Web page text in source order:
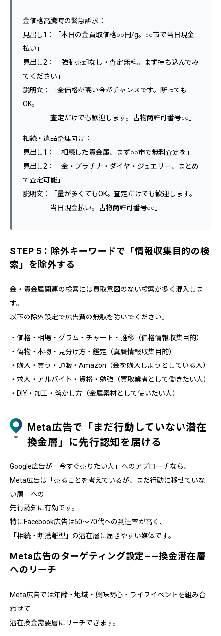
金価格高騰時の緊急訴求：
見出し1：「本日の金買取価格○○円/g。○○市で当日現金
払い」
見出し2：「強制売却なし・査定無料。まず持ち込んでみ
てください」
説明文：「金価格が高い今がチャンスです。断っても
OK。
査定だけでも歓迎します。古物商許可番号○○」
相続・遺品整理向け：
見出し1：「相続した貴金属、まず○○市で無料査定を」
見出し2：「金・プラチナ・ダイヤ・ジュエリー、まとめ
て査定可能」
説明文：「量が多くてもOK。査定だけでも歓迎します。
当日現金払い。古物商許可番号○○」
STEP 5：除外キーワードで「情報収集目的の検
索」を除外する
金・貴金属関連の検索には買取意図のない検索が多く混入しま
す。
以下の除外設定で広告費の無駄を防いでください。
・価格・相場・グラム・チャート・推移（価格情報収集目的）
・偽物・本物・見分け方・鑑定（真贋情報収集目的）
・購入・買う・通販・Amazon（金を購入しようとしている人）
・求人・アルバイト・資格・勉強（買取業者として働きたい人）
・DIY・加工・溶かし方（金属素材として使いたい人）
Meta広告で「まだ行動していない潜在
換金層」に先行認知を届ける
Google広告が「今すぐ売りたい人」へのアプローチなら、
Meta広告は「売ることを考えているが、まだ行動に移せていな
い層」への
先行認知に有効です。
特にFacebook広告は50〜70代への到達率が高く、
「相続・断捨離型」の潜在層に届きやすい媒体です。
Meta広告のターゲティング設定——換金潜在層
へのリーチ
Meta広告では年齢・地域・興味関心・ライフイベントを組み合
わせて
潜在換金需要層にリーチできます。